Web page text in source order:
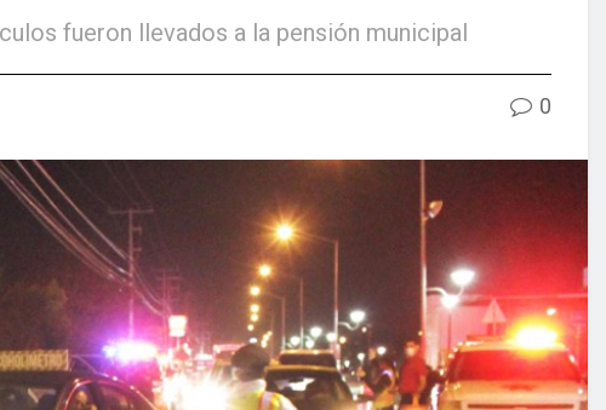
fueron llevados a la pensión municipal
0